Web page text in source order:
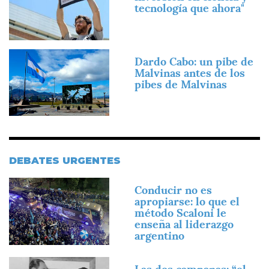
tecnología que ahora"
Imagen
Dardo Cabo: un pibe de
Malvinas antes de los
pibes de Malvinas
DEBATES URGENTES
Imagen
Conducir no es
apropiarse: lo que el
método Scaloni le
enseña al liderazgo
argentino
Imagen